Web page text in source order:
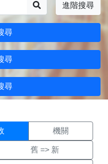
進階搜尋
尋
尋
尋
面
機關
舊 => 新